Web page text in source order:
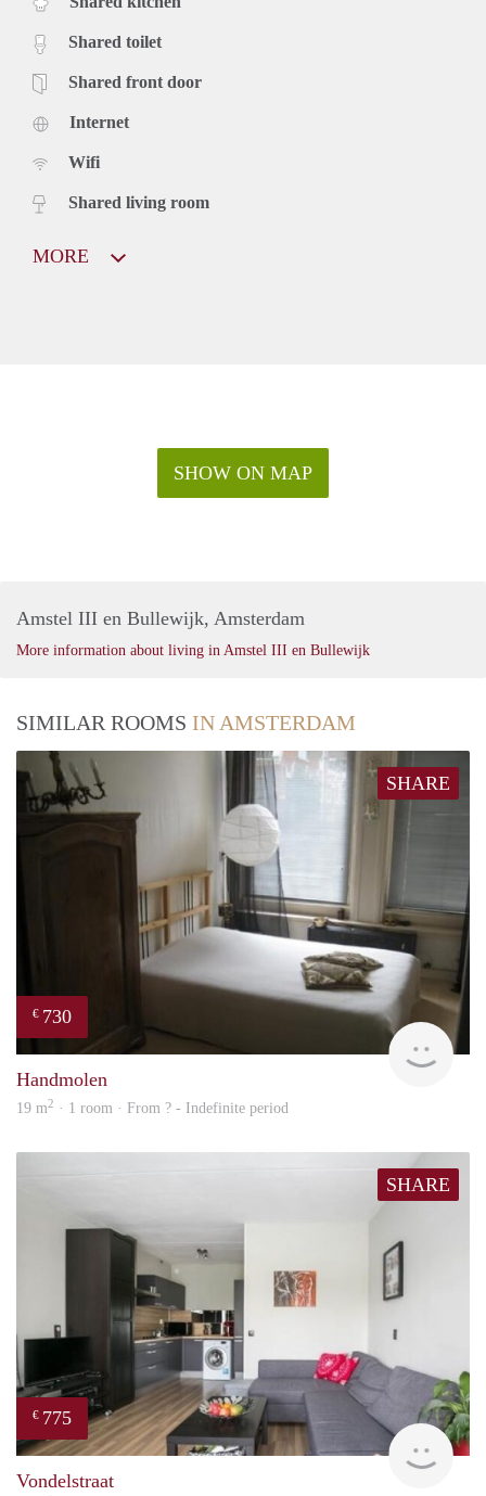
Shared toilet
Shared front door
Internet
Wifi
Shared living room
MORE
SHOW ON MAP
Amstel III en Bullewijk, Amsterdam
More information about living in Amstel III en Bullewijk
SIMILAR ROOMS IN AMSTERDAM
SHARE
€ 730
Handmolen
19 m2 · 1 room · From ? - Indefinite period
SHARE
€ 775
rent
Vondelstraat